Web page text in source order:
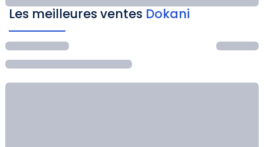
Les meilleures ventes Dokani